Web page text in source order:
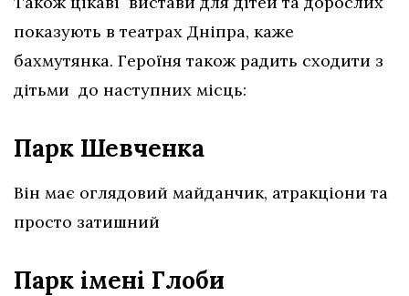
показують в театрах Дніпра, каже
бахмутянка. Героїня також радить сходити з
дітьми до наступних місць:
Парк Шевченка
Він має оглядовий майданчик, атракціони та
просто затишний
Парк імені Глоби